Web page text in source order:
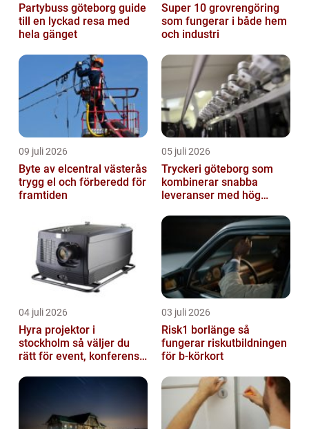
Partybuss göteborg guide
till en lyckad resa med
hela gänget
Super 10 grovrengöring
som fungerar i både hem
och industri
09 juli 2026
Byte av elcentral västerås
trygg el och förberedd för
framtiden
05 juli 2026
Tryckeri göteborg som
kombinerar snabba
leveranser med hög
04 juli 2026
Hyra projektor i
stockholm så väljer du
rätt för event, konferens
03 juli 2026
Risk1 borlänge så
fungerar riskutbildningen
för b-körkort